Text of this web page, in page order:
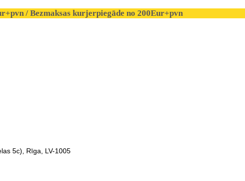
/ Bezmaksas kurjerpiegāde no 200Eur+pvn
5c), Rīga, LV-1005